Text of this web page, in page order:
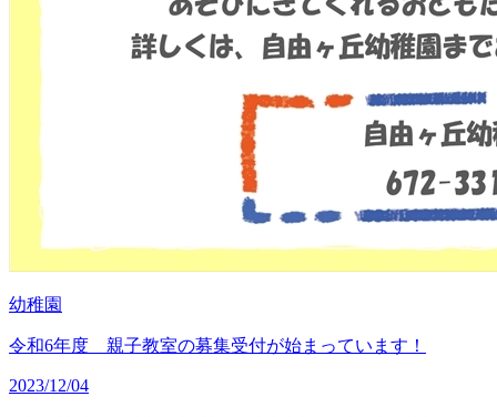
幼稚園
令和6年度 親子教室の募集受付が始まっています！
2023/12/04